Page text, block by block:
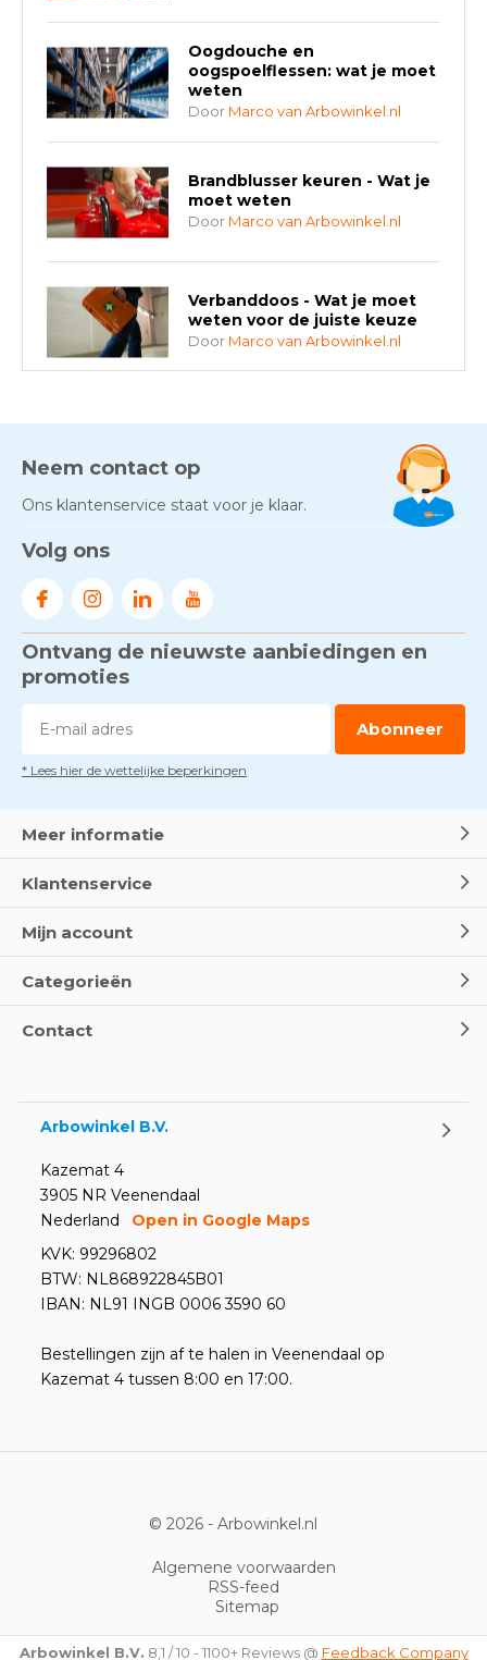
Oogdouche en
oogspoelflessen: wat je moet
weten
Door Marco van Arbowinkel.nl
Brandblusser keuren - Wat je
moet weten
Door Marco van Arbowinkel.nl
Verbanddoos - Wat je moet
weten voor de juiste keuze
Door Marco van Arbowinkel.nl
AED-apparaten - Welke past
Door Marco van Arbowinkel.nl
Door
Voorkom brand met
rookmelders, hittemelders en
DoorMarco van Arbowinkel.nl
Dag van de BHV - Als elke
Oogspoel flessen en
Neem contact op
Ons klantenservice staat voor je klaar.
Volg ons
Ontvang de nieuwste aanbiedingen en
promoties
Abonneer
* Lees hier de wettelijke beperkingen
Meer informatie
Klantenservice
Mijn account
Categorieën
Contact
Arbowinkel B.V.
Kazemat 4
3905 NR Veenendaal
Nederland
Open in Google Maps
KVK: 99296802
BTW: NL868922845B01
IBAN: NL91 INGB 0006 3590 60
Bestellingen zijn af te halen in Veenendaal op
Kazemat 4 tussen 8:00 en 17:00.
© 2026 - Arbowinkel.nl
Algemene voorwaarden
RSS-feed
Sitemap
Arbowinkel B.V. 8,1 /10 - 1100+ Reviews @ Feedback Company